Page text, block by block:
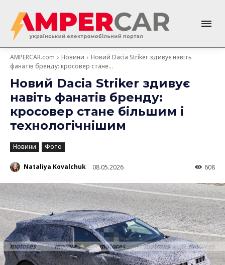
AMPERCAR.com Новини
Новий Dacia Striker здивує навіть
фанатів бренду: кросовер стане...
Новий Dacia Striker здивує
навіть фанатів бренду:
кросовер стане більшим і
технологічнішим
Новини Фото
Nataliya Kovalchuk 08.05.2026 608